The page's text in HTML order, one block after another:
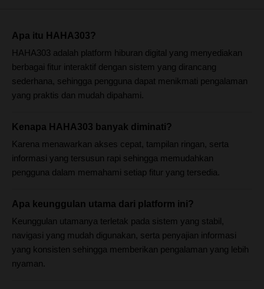
Apa itu HAHA303?
HAHA303 adalah platform hiburan digital yang menyediakan
berbagai fitur interaktif dengan sistem yang dirancang
sederhana, sehingga pengguna dapat menikmati pengalaman
yang praktis dan mudah dipahami.
Kenapa HAHA303 banyak diminati?
Karena menawarkan akses cepat, tampilan ringan, serta
informasi yang tersusun rapi sehingga memudahkan
pengguna dalam memahami setiap fitur yang tersedia.
Apa keunggulan utama dari platform ini?
Keunggulan utamanya terletak pada sistem yang stabil,
navigasi yang mudah digunakan, serta penyajian informasi
yang konsisten sehingga memberikan pengalaman yang lebih
nyaman.